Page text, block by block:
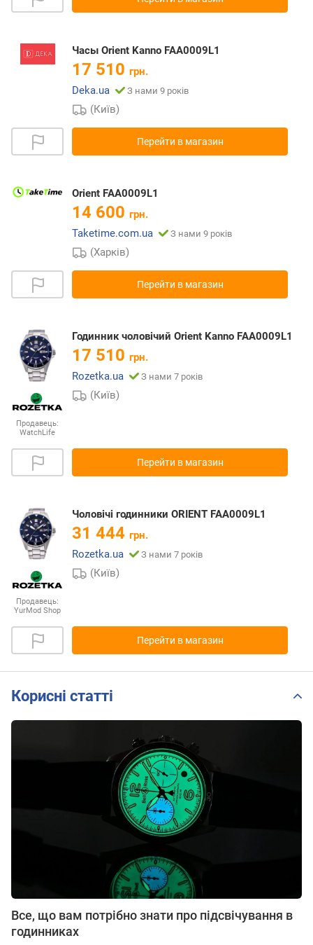
Часы Orient Kanno FAA0009L1
17 510 грн.
Deka.ua
З нами 9 років
(Київ)
Перейти в магазин
Orient FAA0009L1
14 600 грн.
Taketime.com.ua
З нами 9 років
(Харків)
Перейти в магазин
Продавець:
WatchLife
Годинник чоловічий Orient Kanno FAA0009L1
17 510 грн.
Rozetka.ua
З нами 7 років
(Київ)
Перейти в магазин
Продавець:
YurMod Shop
Чоловічі годинники ORIENT FAA0009L1
31 444 грн.
Rozetka.ua
З нами 7 років
(Київ)
Перейти в магазин
Корисні статті
Все, що вам потрібно знати про підсвічування в
годинниках